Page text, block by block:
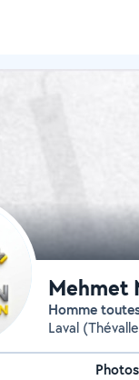
Mehmet
Homme
Laval
Photos